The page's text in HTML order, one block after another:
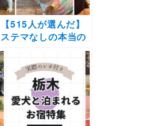
【515人が選んだ】
ステマなしの本当の
ドッグフード人気ラ
ンキング＜9部門＞ |
愛犬の気になる悩み
ケアで飼い主さんの
満足度が本当に高い
のはこれ！